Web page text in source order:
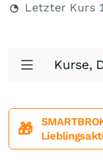
Letzter Kurs
Kurse,
🎁